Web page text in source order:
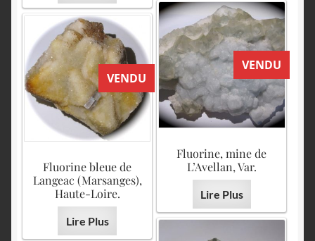
VENDU
Fluorine, mine de
L’Avellan, Var.
Lire Plus
VENDU
Fluorine bleue de
Langeac (Marsanges),
Haute-Loire.
Lire Plus